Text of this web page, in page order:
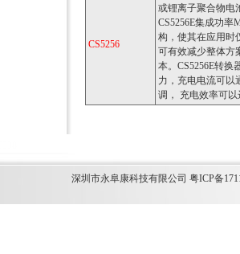
CS5256
或锂离子聚合物电
CS5256E集成功率
构，使其在应用时
可有效减少整体方
本。CS5256E转换
力，充电电流可以
调， 充电效率可以
深圳市永阜康科技有限公司 粤ICP备